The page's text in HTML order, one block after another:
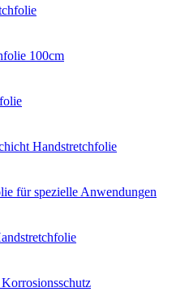
100cm
Handstretchfolie
für spezielle Anwendungen